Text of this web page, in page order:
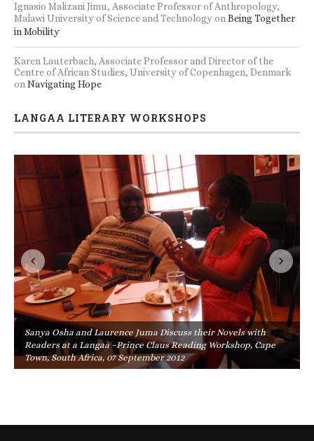
Ignasio Malizani Jimu, Associate Professor of Anthropology,
Malawi University of Science and TechnologyonBeing Together
in Mobility
Karen Lauterbach, Associate Professor and Director of the
Centre of African Studies, University of Copenhagen, Denmark
onNavigating Hope
LANGAA LITERARY WORKSHOPS
Sanya Osha and Laurence Juma Discuss their Novels with
Readers at a Langaa –Prince Claus Reading Workshop, Cape
Town, South Africa, 07 September 2012